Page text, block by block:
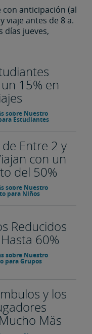
con anticipación (al
viaje antes de 8 a.
días jueves,
15% en
sobre Nuestro
Estudiantes
Entre 2 y
con un
del 50%
sobre Nuestro
para Niños
Reducidos
60%
sobre Nuestro
para Grupos
y los
Mäs